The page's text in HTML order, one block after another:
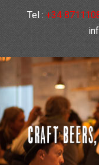
Tel : +34